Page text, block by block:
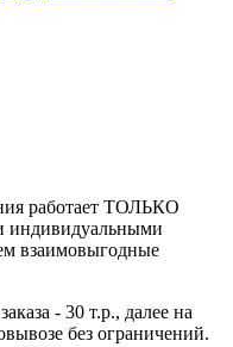
работает ТОЛЬКО
взаимовыгодные
- 30 т.р., далее на
без ограничений.